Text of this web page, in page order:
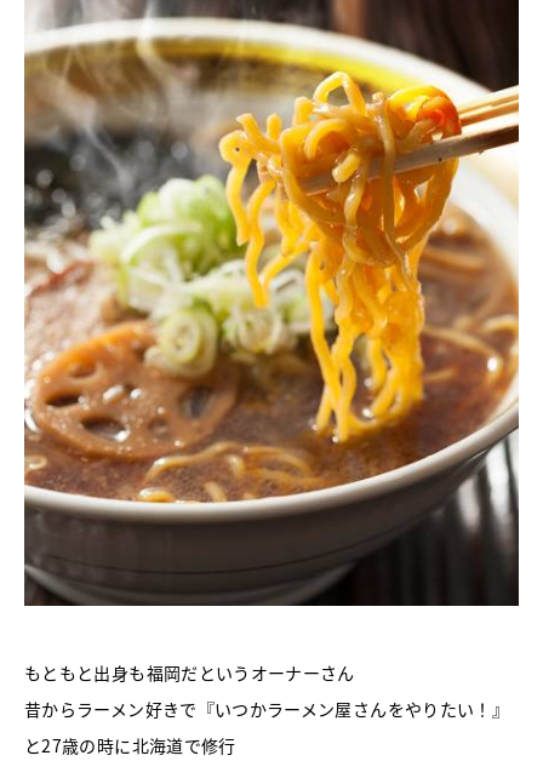
もともと出身も福岡だというオーナーさん
昔からラーメン好きで『いつかラーメン屋さんをやりたい！』
と27歳の時に北海道で修行